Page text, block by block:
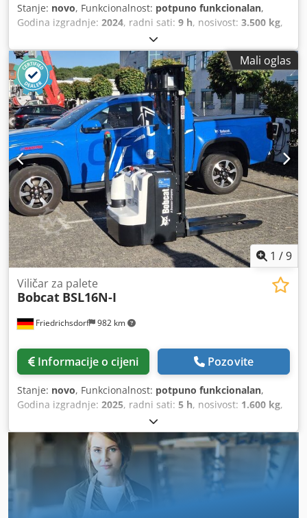
Stanje: novo, Funkcionalnost: potpuno funkcionalan,
Godina izgradnje: 2024, radni sati: 9 h, nosivost: 3.500 kg,
, slobodno podizanje:
mm, vrsta goriva:dizel, vrsta jarbola:triplex, građevinska
visina:2.350 mm, snaga:45 kW (61,18 KS), širina nosača
vilica:1.190 mm, duljina vilica: 1.200 mm, prazna masa:
4.850 kg, ukupna dužina:2.750 mm, vrsta pogona:Diesel,
širina gradnje:1.290 mm
Mali oglas
1 /9
Friedrichsdorf 982 km
Viličar za palete
Bobcat BSL16N-I
Informacije o cijeni Pozovite
Stanje: novo, Funkcionalnost: potpuno funkcionalan,
Godina izgradnje: 2025, radni sati: 5 h, nosivost: 1.600 kg,
, slobodno podizanje:
mm, vrsta goriva:električni, vrsta jarbola:triplex,
građevinska visina:2.108 mm, duljina vilica:1.150 mm,
1.340 kg, ukupna dužina: 1.964 mm
, vrsta
Elektro, širina gradnje: ,